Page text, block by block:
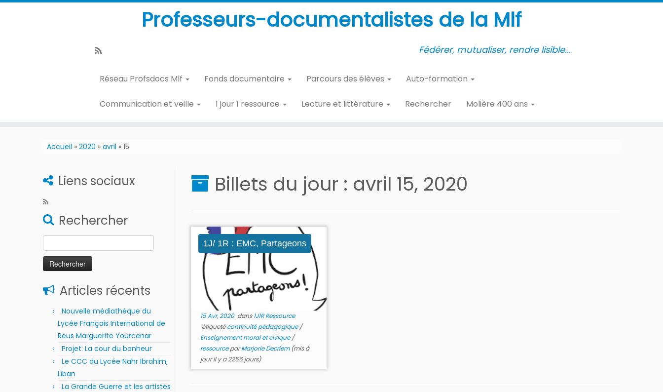
Professeurs-documentalistes de la Mlf
Fédérer, mutualiser, rendre lisible...
Réseau Profsdocs Mlf Fonds documentaire Parcours des élèves Auto-formation
Communication et veille 1 jour 1 ressource Lecture et littérature Rechercher Molière 400 ans
Accueil » 2020 » avril » 15
Liens sociaux
Rechercher
Articles récents
Nouvelle médiathèque du
Lycée Français International de
Reus Marguerite Yourcenar
Projet: La cour du bonheur
Le CCC du Lycée Nahr Ibrahim,
Liban
La Grande Guerre et les artistes
Billets du jour : avril 15, 2020
1J/ 1R : EMC, Partageons
15 Avr, 2020dans1J1R Ressource
étiquetécontinuité pédagogique/
Enseignement moral et civique/
ressourceparMarjorie Decriem(mis à
jour il y a 2256 jours)